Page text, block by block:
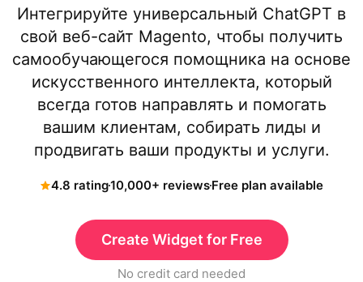
Интегрируйте универсальный ChatGPT в
свой веб-сайт Magento, чтобы получить
самообучающегося помощника на основе
искусственного интеллекта, который
всегда готов направлять и помогать
вашим клиентам, собирать лиды и
продвигать ваши продукты и услуги.
4.8 rating10,000+ reviewsFree plan available
Create Widget for Free
No credit card needed